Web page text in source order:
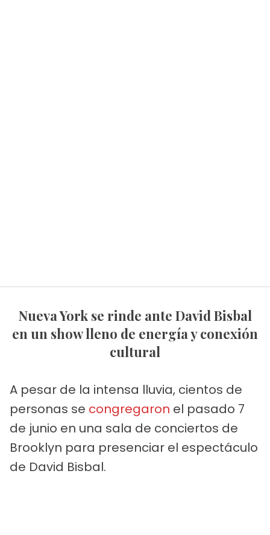
Nueva York se rinde ante David Bisbal
en un show lleno de energía y conexión
cultural
A pesar de la intensa lluvia, cientos de
personas se congregaron el pasado 7
de junio en una sala de conciertos de
Brooklyn para presenciar el espectáculo
de David Bisbal.